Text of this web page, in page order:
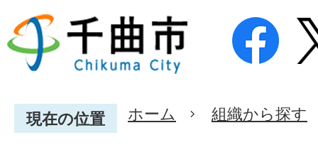
現在の位置 ホーム 組織から探す